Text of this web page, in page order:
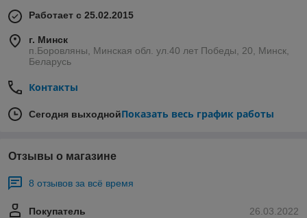
Работает с 25.02.2015
г. Минск
п.Боровляны, Минская обл. ул.40 лет Победы, 20, Минск,
Беларусь
Контакты
Сегодня выходнойПоказать весь график работы
Отзывы о магазине
8 отзывов за всё время
26.03.2022
Покупатель